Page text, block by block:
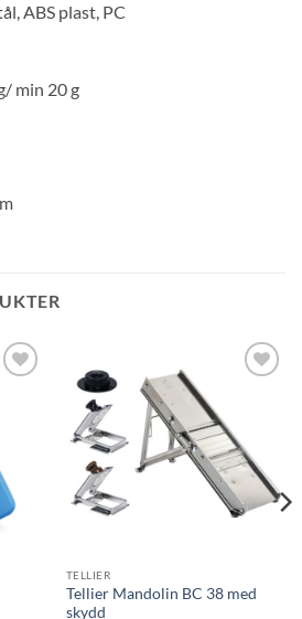
ABS plast, PC
min 20 g
önskelistan
TELLIER
Tellier Mandolin BC 38 med
skydd